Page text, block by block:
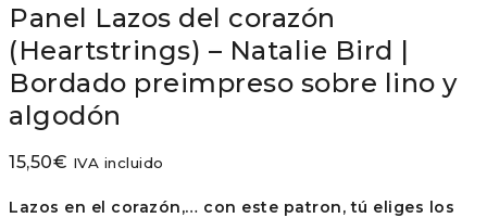
Panel Lazos del corazón
(Heartstrings) – Natalie Bird |
Bordado preimpreso sobre lino y
algodón
15,50€ IVA incluido
Lazos en el corazón,… con este patron, tú eliges los